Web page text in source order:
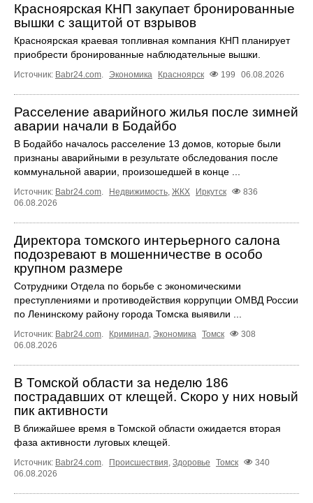
Красноярская КНП закупает бронированные
вышки с защитой от взрывов
Красноярская краевая топливная компания КНП планирует
приобрести бронированные наблюдательные вышки.
Источник: Babr24.com. Экономика Красноярск 199 06.08.2026
Расселение аварийного жилья после зимней
аварии начали в Бодайбо
В Бодайбо началось расселение 13 домов, которые были
признаны аварийными в результате обследования после
коммунальной аварии, произошедшей в конце ...
Источник: Babr24.com. Недвижимость, ЖКХ Иркутск
836
06.08.2026
Директора томского интерьерного салона
подозревают в мошенничестве в особо
крупном размере
Сотрудники Отдела по борьбе с экономическими
преступлениями и противодействия коррупции ОМВД России
по Ленинскому району города Томска выявили ...
Источник: Babr24.com. Криминал, Экономика Томск
308
06.08.2026
В Томской области за неделю 186
пострадавших от клещей. Скоро у них новый
пик активности
В ближайшее время в Томской области ожидается вторая
фаза активности луговых клещей.
Источник: Babr24.com. Происшествия, Здоровье Томск
340
06.08.2026